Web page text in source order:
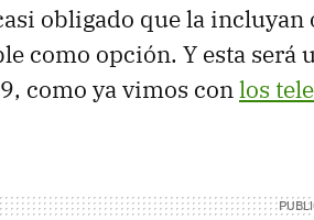
obligado que la incluyan
como opción. Y esta será
como ya vimos conlos